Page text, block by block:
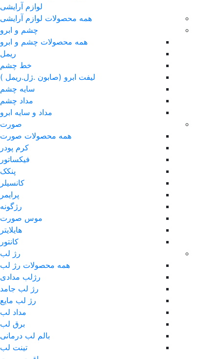
لوازم آرایشی
همه محصولات لوازم آرایشی
چشم و ابرو
همه محصولات چشم و ابرو
ریمل
خط چشم
لیفت ابرو (صابون .ژل.ریمل )
سایه چشم
مداد چشم
مداد و سایه ابرو
صورت
همه محصولات صورت
کرم پودر
فیکساتور
پنکک
کانسیلر
پرایمر
رژگونه
موس صورت
هایلایتر
کانتور
رژ لب
همه محصولات رژ لب
رژلب مدادی
رژ لب جامد
رژ لب مایع
مداد لب
برق لب
بالم لب درمانی
تینت لب